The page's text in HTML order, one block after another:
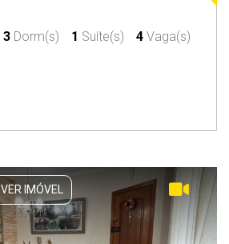
3 Dorm(s) 1 Suíte(s) 4 Vaga(s)
VER IMÓVEL